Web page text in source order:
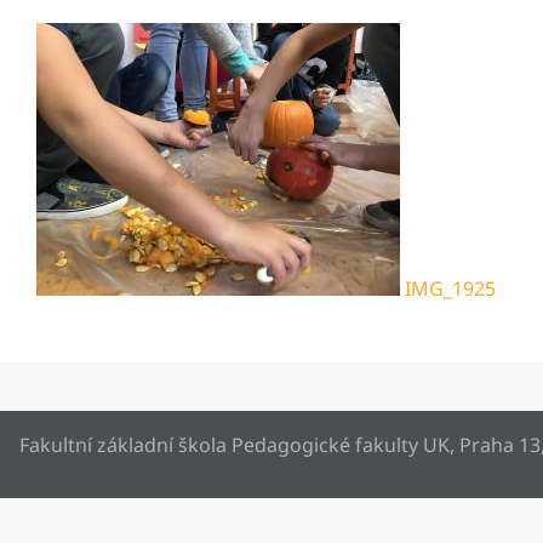
IMG_1925
Fakultní základní škola Pedagogické fakulty UK, Praha